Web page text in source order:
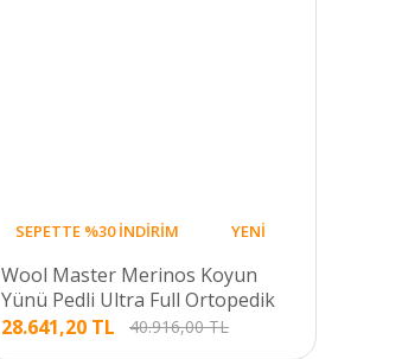
SEPETTE %30 İNDİRİM YENİ
Wool Master Merinos Koyun
Yünü Pedli Ultra Full Ortopedik
Pocket Yaylı Yatak
28.641,20 TL 40.916,00 TL